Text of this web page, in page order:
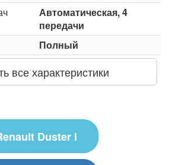
Автоматическая, 4
передачи
Полный
все характеристики
Duster I